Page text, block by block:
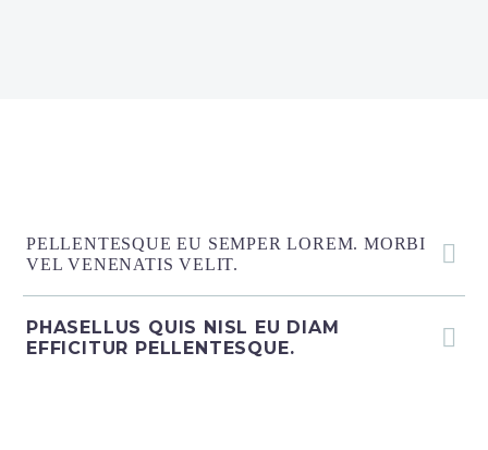
PELLENTESQUE EU SEMPER LOREM. MORBI
VEL VENENATIS VELIT.
PHASELLUS QUIS NISL EU DIAM
EFFICITUR PELLENTESQUE.